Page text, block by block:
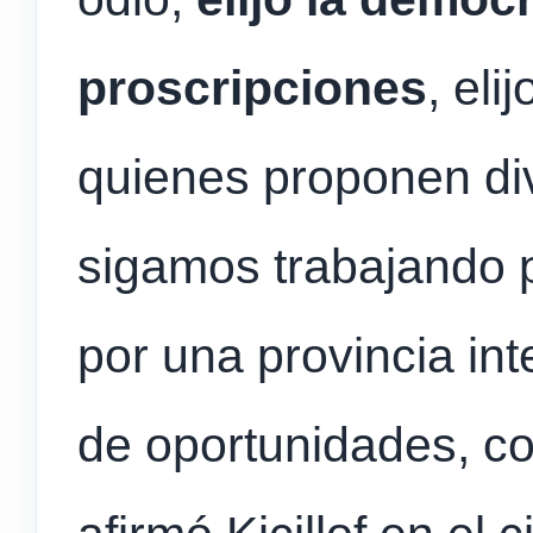
proscripciones,
quienes proponen
sigamos trabajando
por una provincia
de oportunidades,